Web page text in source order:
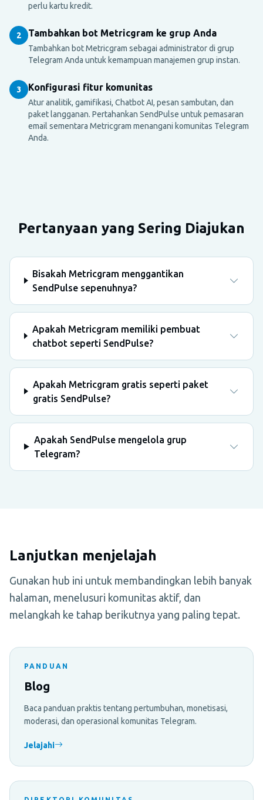
perlu kartu kredit.
2 Tambahkan bot Metricgram ke grup Anda
Tambahkan bot Metricgram sebagai administrator di grup
Telegram Anda untuk kemampuan manajemen grup instan.
3 Konfigurasi fitur komunitas
Atur analitik, gamifikasi, Chatbot AI, pesan sambutan, dan
paket langganan. Pertahankan SendPulse untuk pemasaran
email sementara Metricgram menangani komunitas Telegram
Anda.
Pertanyaan yang Sering Diajukan
Bisakah Metricgram menggantikan
SendPulse sepenuhnya?
Apakah Metricgram memiliki pembuat
chatbot seperti SendPulse?
Apakah Metricgram gratis seperti paket
gratis SendPulse?
Apakah SendPulse mengelola grup
Telegram?
Lanjutkan menjelajah
Gunakan hub ini untuk membandingkan lebih banyak
halaman, menelusuri komunitas aktif, dan
melangkah ke tahap berikutnya yang paling tepat.
PANDUAN
Blog
Baca panduan praktis tentang pertumbuhan, monetisasi,
moderasi, dan operasional komunitas Telegram.
Jelajahi